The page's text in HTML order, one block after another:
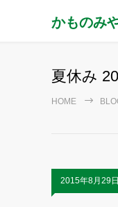
かものみ
夏休み
HOME
2015年8月29日